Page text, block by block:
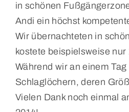
in schönen
Andi ein höchst
Wir übernachteten in
kostete beispielsweise
Während wir an einem
Schlaglöchern, deren
Vielen Dank noch einmal